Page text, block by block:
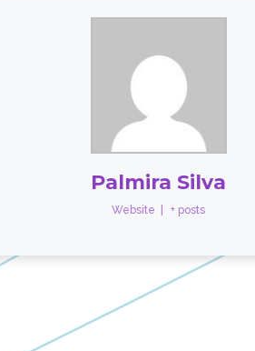
Palmira Silva
Website + posts